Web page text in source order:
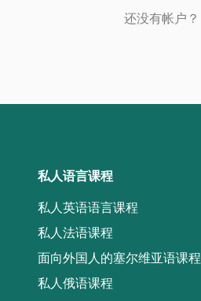
‌还没有帐户？
私人语言课程
私人英语语言课程
私人法语课程
面向外国人的塞尔维亚语课程
私人俄语课程